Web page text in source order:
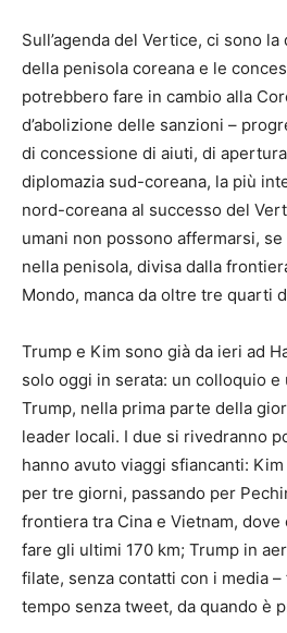
Sull’agenda del Vertice, ci sono
della penisola coreana e le
potrebbero fare in cambio alla
d’abolizione delle sanzioni –
di concessione di aiuti, di
diplomazia sud-coreana, la più
nord-coreana al successo del
umani non possono affermarsi, se
nella penisola, divisa dalla
Mondo, manca da oltre tre quarti
Trump e Kim sono già da ieri ad
solo oggi in serata: un colloquio e
Trump, nella prima parte della
leader locali. I due si rivedranno
hanno avuto viaggi sfiancanti:
per tre giorni, passando per
frontiera tra Cina e Vietnam, dove
fare gli ultimi 170 km; Trump in
filate, senza contatti con i media
tempo senza tweet, da quando è